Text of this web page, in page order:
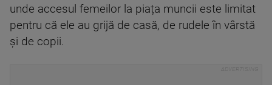
unde accesul femeilor la piața muncii este limitat
pentru că ele au grijă de casă, de rudele în vârstă
și de copii.